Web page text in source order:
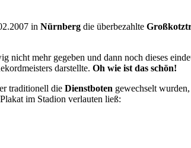
in Nürnberg die überbezahlte
nicht mehr gegeben und dann noch dieses
darstellte. Oh wie ist das schön!
traditionell die Dienstboten gewechselt
im Stadion verlauten ließ: